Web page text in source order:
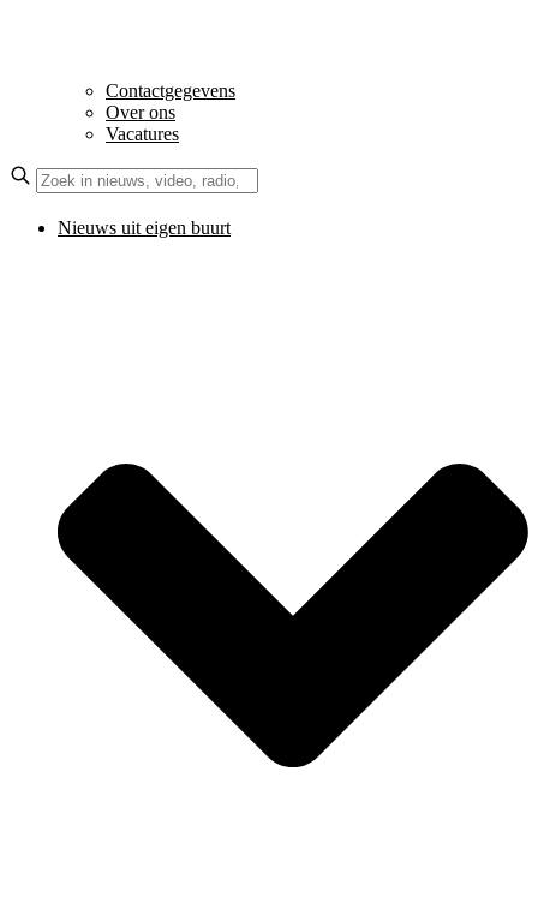
Contactgegevens
Over ons
Vacatures
Nieuws uit eigen buurt